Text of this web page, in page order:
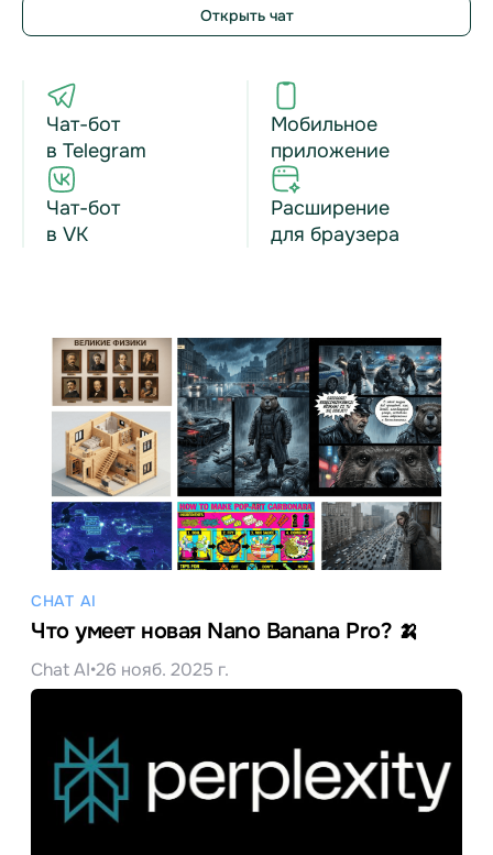
Открыть чат
Чат-бот
в Telegram
Чат-бот
в VK
Мобильное
приложение
Расширение
для браузера
CHAT AI
Что умеет новая Nano Banana Pro? 🍌
Chat AI•26 нояб. 2025 г.